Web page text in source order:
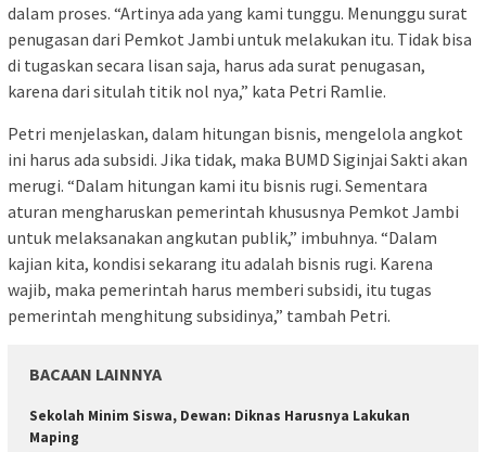
dalam proses. “Artinya ada yang kami tunggu. Menunggu surat
penugasan dari Pemkot Jambi untuk melakukan itu. Tidak bisa
di tugaskan secara lisan saja, harus ada surat penugasan,
karena dari situlah titik nol nya,” kata Petri Ramlie.
Petri menjelaskan, dalam hitungan bisnis, mengelola angkot
ini harus ada subsidi. Jika tidak, maka BUMD Siginjai Sakti akan
merugi. “Dalam hitungan kami itu bisnis rugi. Sementara
aturan mengharuskan pemerintah khususnya Pemkot Jambi
untuk melaksanakan angkutan publik,” imbuhnya. “Dalam
kajian kita, kondisi sekarang itu adalah bisnis rugi. Karena
wajib, maka pemerintah harus memberi subsidi, itu tugas
pemerintah menghitung subsidinya,” tambah Petri.
BACAAN LAINNYA
Sekolah Minim Siswa, Dewan: Diknas Harusnya Lakukan
Maping